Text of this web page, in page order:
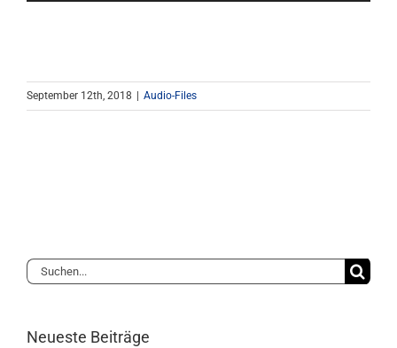
Kontakt
Player
September 12th, 2018 | Audio-Files
Suche
Neueste Beiträge